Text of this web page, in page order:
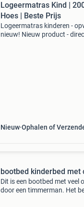
Logeermatras Kind |
Hoes | Beste Prijs
Logeermatras kinderen -
nieuw! Nieuw product -
Nieuw Ophalen of
bootbed kinderbed met
Dit is een bootbed met veel
door een timmerman. Het